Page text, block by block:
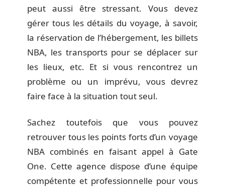
peut aussi être stressant. Vous devez
gérer tous les détails du voyage, à savoir,
la réservation de l’hébergement, les billets
NBA, les transports pour se déplacer sur
les lieux, etc. Et si vous rencontrez un
problème ou un imprévu, vous devrez
faire face à la situation tout seul.
Sachez toutefois que vous pouvez
retrouver tous les points forts d’un voyage
NBA combinés en faisant appel à Gate
One. Cette agence dispose d’une équipe
compétente et professionnelle pour vous